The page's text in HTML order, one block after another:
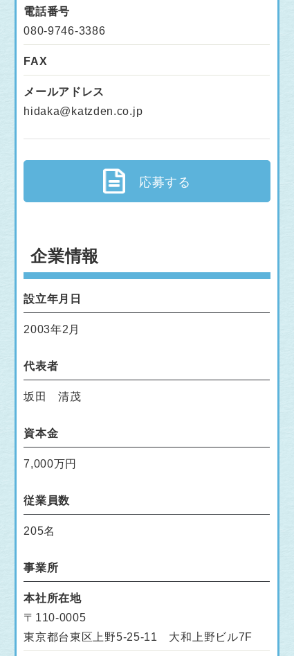
電話番号
080-9746-3386
FAX
メールアドレス
hidaka@katzden.co.jp
応募する
企業情報
設立年月日
2003年2月
代表者
坂田 清茂
資本金
7,000万円
従業員数
205名
事業所
本社所在地
〒110-0005
東京都台東区上野5-25-11 大和上野ビル7F